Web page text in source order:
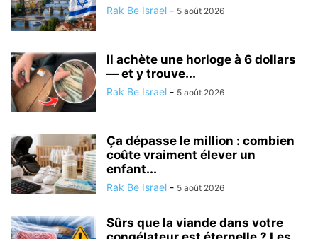
Rak Be Israel - 5 août 2026
Il achète une horloge à 6 dollars
— et y trouve...
Rak Be Israel - 5 août 2026
Ça dépasse le million : combien
coûte vraiment élever un
enfant...
Rak Be Israel - 5 août 2026
Sûrs que la viande dans votre